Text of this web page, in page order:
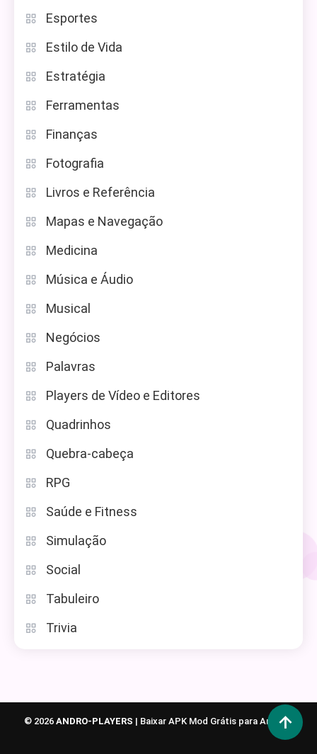
Esportes
Estilo de Vida
Estratégia
Ferramentas
Finanças
Fotografia
Livros e Referência
Mapas e Navegação
Medicina
Música e Áudio
Musical
Negócios
Palavras
Players de Vídeo e Editores
Quadrinhos
Quebra-cabeça
RPG
Saúde e Fitness
Simulação
Social
Tabuleiro
Trivia
© 2026 ANDRO-PLAYERS | Baixar APK Mod Grátis para Android